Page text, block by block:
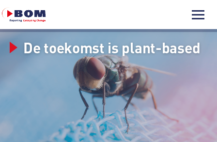
De toekomst is plant-based